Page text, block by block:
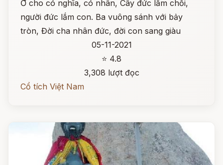
Ở cho có nghĩa, có nhân, Cây đức lắm chồi,
người đức lắm con. Ba vuông sánh với bảy
tròn, Đời cha nhân đức, đời con sang giàu
05-11-2021
⭐ 4.8
3,308 lượt đọc
Cổ tích Việt Nam